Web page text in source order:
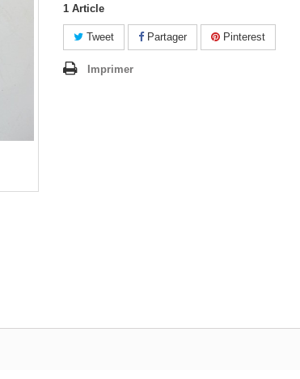
1 Article
Tweet Partager Pinterest
Imprimer